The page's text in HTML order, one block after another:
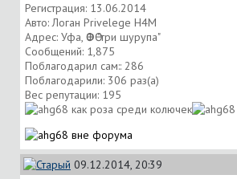
Регистрация: 13.06.2014
Авто: Логан Privelege H4M
Адрес: Уфа, ӨФӨ "три шурупа"
Сообщений: 1,875
Поблагодарил сам:: 286
Поблагодарили: 306 раз(а)
Вес репутации: 195
09.12.2014, 20:39